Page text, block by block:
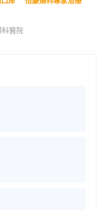
科醫院